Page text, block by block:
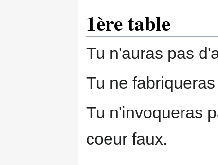
1ère table
Tu n'auras pas
Tu ne
Tu n'invoqueras
coeur faux.